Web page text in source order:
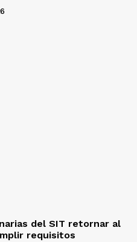
del SIT retornar al
requisitos